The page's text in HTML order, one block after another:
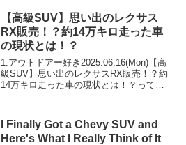
き2024.11.29(Fri)この動画は...
【高級SUV】思い出のレクサス
RX販売！？約14万キロ走った車
の現状とは！？
1:アウトドアー好き2025.06.16(Mon)【高
級SUV】思い出のレクサスRX販売！？約
14万キロ走った車の現状とは！？って人
画は注目です！3:...
I Finally Got a Chevy SUV and
Here's What I Really Think of It